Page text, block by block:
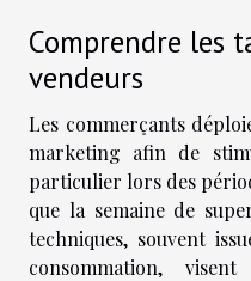
Comprendre les
vendeurs
Les commerçants
marketing afin de
particulier lors des
que la semaine de
techniques, souvent
consommation,